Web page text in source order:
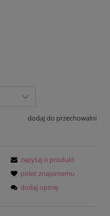
dodaj do przechowalni
zapytaj o produkt
poleć znajomemu
dodaj opinię